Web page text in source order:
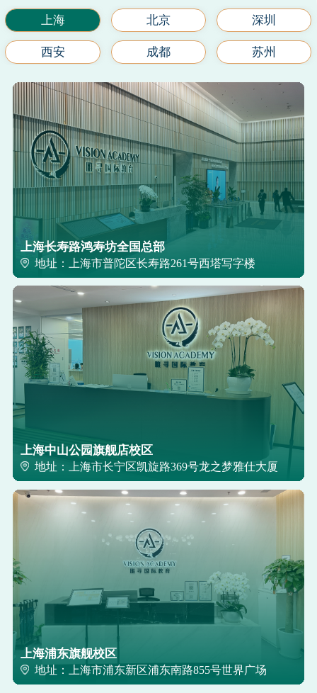
上海 北京 深圳
西安 成都 苏州
上海长寿路鸿寿坊全国总部
地址：上海市普陀区长寿路261号西塔写字楼
上海中山公园旗舰店校区
地址：上海市长宁区凯旋路369号龙之梦雅仕大厦
上海浦东旗舰校区
地址：上海市浦东新区浦东南路855号世界广场